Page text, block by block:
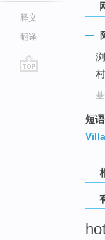
释义
翻译
村
短语